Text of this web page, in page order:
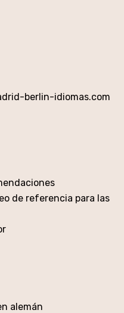
berlin-idiomas.com
de referencia para las
alemán